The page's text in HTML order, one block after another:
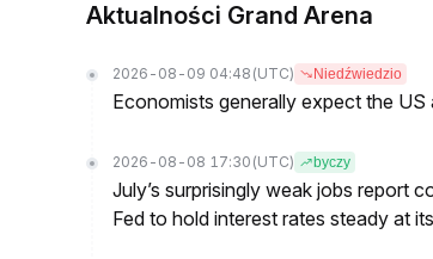
Aktualności Grand Arena
2026-08-09 04:48 (UTC) Niedźwiedzio
Economists generally expect the
2026-08-08 17:30 (UTC) byczy
July’s surprisingly weak jobs report
Fed to hold interest rates steady at